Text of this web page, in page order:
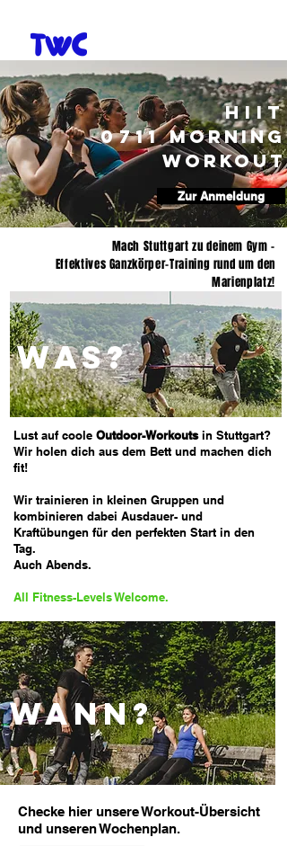
HIIT
0711Morning
Workout
Zur Anmeldung
Mach Stuttgart zu deinem Gym -
Effektives Ganzkörper-Training rund um den
Marienplatz!
WAS?
Lust auf coole Outdoor-Workoutsin Stuttgart?
Wir holen dich aus dem Bett und machen dich
fit!
Wir trainieren in kleinen Gruppen und
kombinieren dabei Ausdauer- und
Kraftübungen für den perfekten Start in den
Tag.
Auch Abends.
All Fitness-Levels Welcome.
WANN?
Checke hier unsere Workout-Übersicht
und unseren Wochenplan.